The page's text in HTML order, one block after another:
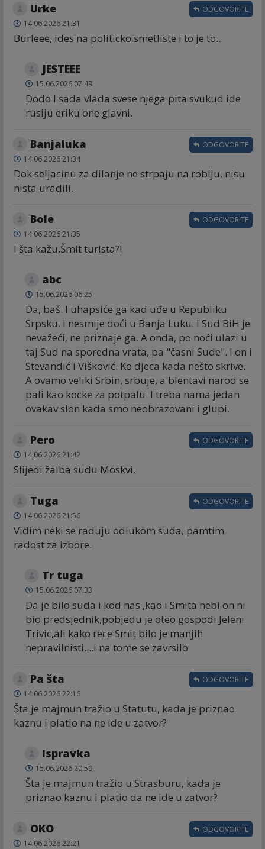
Urke
14.06.2026 21:31
Burleee, ides na politicko smetliste i to je to...
ODGOVORITE
JESTEEE
15.06.2026 07:49
Dodo I sada vlada svese njega pita svukud ide
rusiju eriku one glavni.
Banjaluka
14.06.2026 21:34
Dok seljacinu za dilanje ne strpaju na robiju, nisu
nista uradili.
ODGOVORITE
Bole
14.06.2026 21:35
I šta kažu,Šmit turista?!
ODGOVORITE
abc
15.06.2026 06:25
Da, baš. I uhapsiće ga kad uđe u Republiku
Srpsku. I nesmije doći u Banja Luku. I Sud BiH je
nevažeći, ne priznaje ga. A onda, po noći ulazi u
taj Sud na sporedna vrata, pa "časni Sude". I on i
Stevandić i Višković. Ko djeca kada nešto skrive.
A ovamo veliki Srbin, srbuje, a blentavi narod se
pali kao kocke za potpalu. I treba nama jedan
ovakav slon kada smo neobrazovani i glupi.
Pero
14.06.2026 21:42
Slijedi žalba sudu Moskvi..
ODGOVORITE
Tuga
14.06.2026 21:56
Vidim neki se raduju odlukom suda, pamtim
radost za izbore.
ODGOVORITE
Tr tuga
15.06.2026 07:33
Da je bilo suda i kod nas ,kao i Smita nebi on ni
bio predsjednik,pobjedu je oteo gospodi Jeleni
Trivic,ali kako rece Smit bilo je manjih
nepravilnisti....i na tome se zavrsilo
Pa šta
14.06.2026 22:16
Šta je majmun tražio u Statutu, kada je priznao
kaznu i platio na ne ide u zatvor?
ODGOVORITE
Ispravka
15.06.2026 20:59
Šta je majmun tražio u Strasburu, kada je
priznao kaznu i platio da ne ide u zatvor?
OKO
14.06.2026 22:21
ODGOVORITE